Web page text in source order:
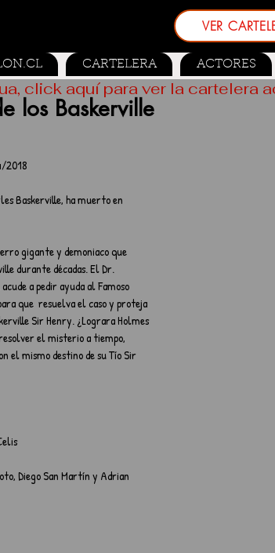
VER
CARTELERA ACTORES
los Baskerville
2018
Baskerville, ha muerto en
gigante y demoniaco que
durante décadas. El Dr.
a pedir ayuda al Famoso
que  resuelva el caso y proteja
Sir Henry. ¿Lograra Holmes
el misterio a tiempo,
el mismo destino de su Tío Sir
Diego San Martín y Adrian
click aquí para ver la cartelera